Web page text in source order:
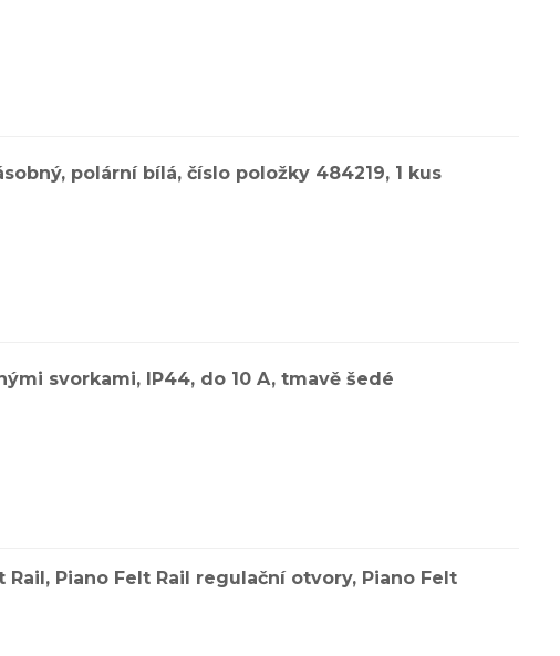
polární bílá, číslo položky 484219, 1 kus
svorkami, IP44, do 10 A, tmavě šedé
Piano Felt Rail regulační otvory, Piano Felt